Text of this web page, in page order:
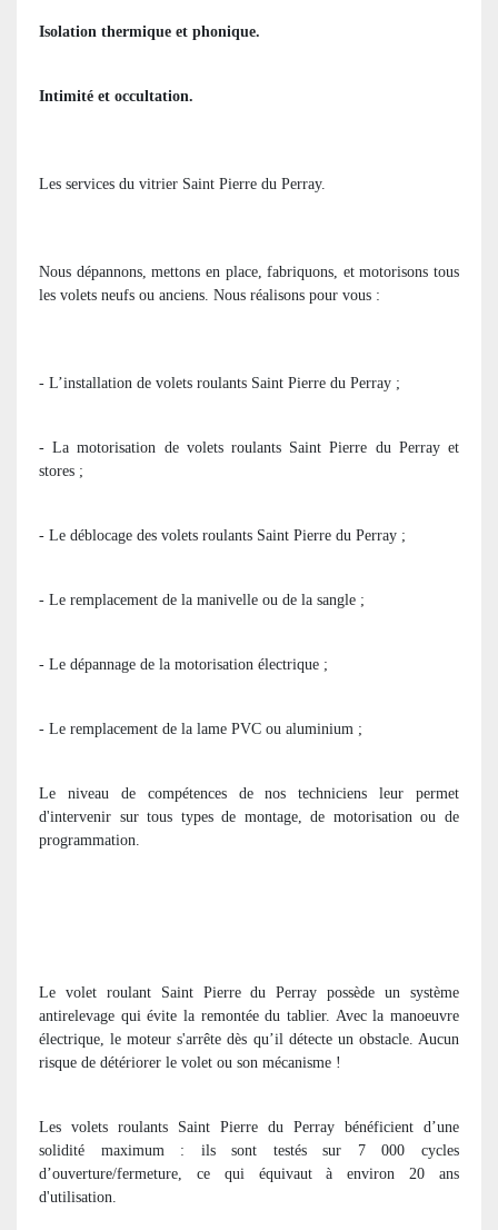
Isolation thermique et phonique.
Intimité et occultation.
Les services du vitrier Saint Pierre du Perray.
Nous dépannons, mettons en place, fabriquons, et motorisons tous
les volets neufs ou anciens. Nous réalisons pour vous :
- L’installation de volets roulants Saint Pierre du Perray ;
- La motorisation de volets roulants Saint Pierre du Perray et
stores ;
- Le déblocage des volets roulants Saint Pierre du Perray ;
- Le remplacement de la manivelle ou de la sangle ;
- Le dépannage de la motorisation électrique ;
- Le remplacement de la lame PVC ou aluminium ;
Le niveau de compétences de nos techniciens leur permet
d'intervenir sur tous types de montage, de motorisation ou de
programmation.
Le volet roulant Saint Pierre du Perray possède un système
antirelevage qui évite la remontée du tablier. Avec la manoeuvre
électrique, le moteur s'arrête dès qu’il détecte un obstacle. Aucun
risque de détériorer le volet ou son mécanisme !
Les volets roulants Saint Pierre du Perray bénéficient d’une
solidité maximum : ils sont testés sur 7 000 cycles
d’ouverture/fermeture, ce qui équivaut à environ 20 ans
d'utilisation.